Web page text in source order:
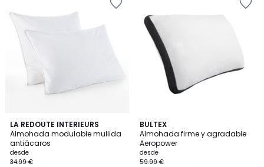
LA REDOUTE INTERIEURS
Almohada modulable mullida
antiácaros
desde
34.99 €
4,3
/ 5
BULTEX
Almohada firme y agradable
Aeropower
desde
59.99 €
3,8
/ 5